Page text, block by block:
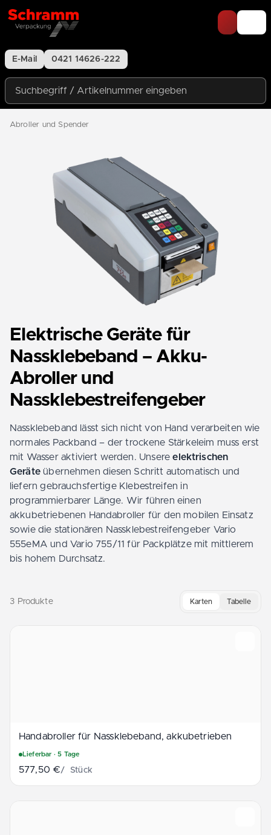
E-Mail 0421 14626-222
Suchbegriff / Artikelnummer eingeben
Abroller und Spender
Elektrische Geräte für
Nassklebeband – Akku-
Abroller und
Nassklebestreifengeber
Nassklebeband lässt sich nicht von Hand verarbeiten wie
normales Packband – der trockene Stärkeleim muss erst
mit Wasser aktiviert werden. Unsereelektrischen
Geräteübernehmen diesen Schritt automatisch und
liefern gebrauchsfertige Klebestreifen in
programmierbarer Länge. Wir führen einen
akkubetriebenen Handabroller für den mobilen Einsatz
sowie die stationären Nassklebestreifengeber Vario
555eMA und Vario 755/11 für Packplätze mit mittlerem
bis hohem Durchsatz.
3 Produkte Karten Tabelle
Handabroller für Nass­klebe­band, akkubetrieben
Lieferbar · 5 Tage
577,50 €/ Stück